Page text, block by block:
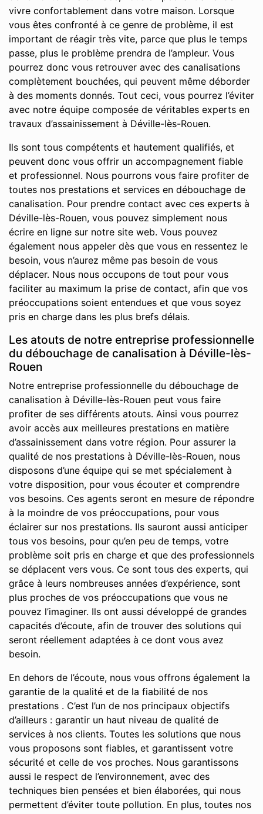
vivre confortablement dans votre maison. Lorsque
vous êtes confronté à ce genre de problème, il est
important de réagir très vite, parce que plus le temps
passe, plus le problème prendra de l’ampleur. Vous
pourrez donc vous retrouver avec des canalisations
complètement bouchées, qui peuvent même déborder
à des moments donnés. Tout ceci, vous pourrez l’éviter
avec notre équipe composée de véritables experts en
travaux d’assainissement à Déville-lès-Rouen.
Ils sont tous compétents et hautement qualifiés, et
peuvent donc vous offrir un accompagnement fiable
et professionnel. Nous pourrons vous faire profiter de
toutes nos prestations et services en débouchage de
canalisation. Pour prendre contact avec ces experts à
Déville-lès-Rouen, vous pouvez simplement nous
écrire en ligne sur notre site web. Vous pouvez
également nous appeler dès que vous en ressentez le
besoin, vous n’aurez même pas besoin de vous
déplacer. Nous nous occupons de tout pour vous
faciliter au maximum la prise de contact, afin que vos
préoccupations soient entendues et que vous soyez
pris en charge dans les plus brefs délais.
Les atouts de notre entreprise professionnelle
du débouchage de canalisation à Déville-lès-
Rouen
Notre entreprise professionnelle du débouchage de
canalisation à Déville-lès-Rouen peut vous faire
profiter de ses différents atouts. Ainsi vous pourrez
avoir accès aux meilleures prestations en matière
d’assainissement dans votre région. Pour assurer la
qualité de nos prestations à Déville-lès-Rouen, nous
disposons d’une équipe qui se met spécialement à
votre disposition, pour vous écouter et comprendre
vos besoins. Ces agents seront en mesure de répondre
à la moindre de vos préoccupations, pour vous
éclairer sur nos prestations. Ils sauront aussi anticiper
tous vos besoins, pour qu’en peu de temps, votre
problème soit pris en charge et que des professionnels
se déplacent vers vous. Ce sont tous des experts, qui
grâce à leurs nombreuses années d’expérience, sont
plus proches de vos préoccupations que vous ne
pouvez l’imaginer. Ils ont aussi développé de grandes
capacités d’écoute, afin de trouver des solutions qui
seront réellement adaptées à ce dont vous avez
besoin.
En dehors de l’écoute, nous vous offrons également la
garantie de la qualité et de la fiabilité de nos
prestations . C’est l’un de nos principaux objectifs
d’ailleurs : garantir un haut niveau de qualité de
services à nos clients. Toutes les solutions que nous
vous proposons sont fiables, et garantissent votre
sécurité et celle de vos proches. Nous garantissons
aussi le respect de l’environnement, avec des
techniques bien pensées et bien élaborées, qui nous
permettent d’éviter toute pollution. En plus, toutes nos